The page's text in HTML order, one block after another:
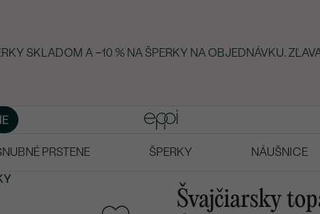
SKLADOM A −10 % NA ŠPERKY NA OBJEDNÁVKU.
PRSTENE ŠPERKY NÁUŠNICE
Švajčiarsky